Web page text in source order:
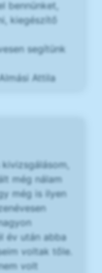
bennünket,
kiegészítő
segítünk
Attila
még nálam
még is ilyen
év után abba
voltak tőle.
volt